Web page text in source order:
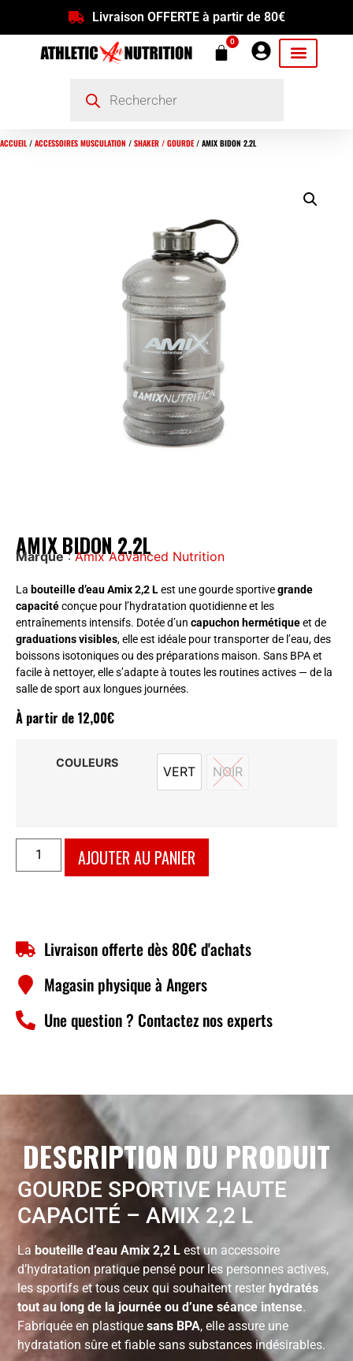
Livraison OFFERTE à partir de 80€
0
ACCUEIL/ ACCESSOIRES MUSCULATION / SHAKER / GOURDE/ AMIX BIDON 2.2L
AMIX BIDON 2.2L
Marque:Amix Advanced Nutrition
La bouteille d’eau Amix 2,2 Lest une gourde sportivegrande
capacitéconçue pour l’hydratation quotidienne et les
entraînements intensifs. Dotée d’un capuchon hermétiqueet de
graduations visibles, elle est idéale pour transporter de l’eau, des
boissons isotoniques ou des préparations maison. Sans BPA et
facile à nettoyer, elle s’adapte à toutes les routines actives — de la
salle de sport aux longues journées.
À partir de 12,00€
COULEURS
VERT NOIR
NOIR
AJOUTER AU PANIER
Livraison offerte dès 80€ d'achats
Magasin physique à Angers
Une question ? Contactez nos experts
DESCRIPTION DU PRODUIT
GOURDE SPORTIVE HAUTE
CAPACITÉ – AMIX 2,2 L
La bouteille d’eau Amix 2,2 L est un accessoire
d’hydratation pratique pensé pour les personnes actives,
les sportifs et tous ceux qui souhaitent rester hydratés
tout au long de la journée ou d’une séance intense.
Fabriquée en plastiquesans BPA, elle assure une
hydratation sûre et fiable sans substances indésirables.